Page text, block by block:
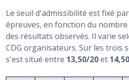
Le seuil d'admissibilité est fixé
épreuves, en fonction du
des résultats observés. Il varie
CDG organisateurs. Sur les trois
s'est situé entre 13,50/20et